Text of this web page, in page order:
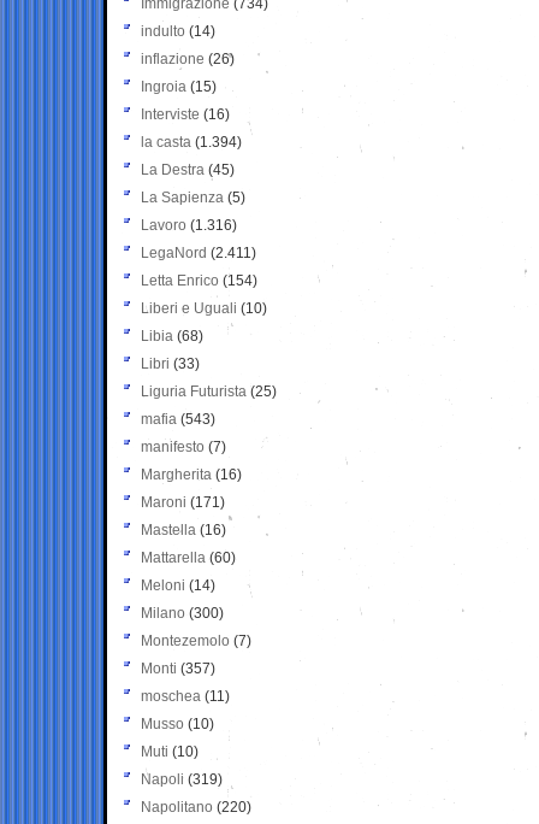
Immigrazione (734)
indulto (14)
inflazione (26)
Ingroia (15)
Interviste (16)
la casta (1.394)
La Destra (45)
La Sapienza (5)
Lavoro (1.316)
LegaNord (2.411)
Letta Enrico (154)
Liberi e Uguali (10)
Libia (68)
Libri (33)
Liguria Futurista (25)
mafia (543)
manifesto (7)
Margherita (16)
Maroni (171)
Mastella (16)
Mattarella (60)
Meloni (14)
Milano (300)
Montezemolo (7)
Monti (357)
moschea (11)
Musso (10)
Muti (10)
Napoli (319)
Napolitano (220)